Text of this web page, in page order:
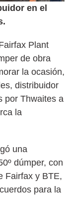
en el
Plant
de obra
la ocasión,
distribuidor
por Thwaites a
la
una
dúmper, con
Fairfax y BTE,
para la